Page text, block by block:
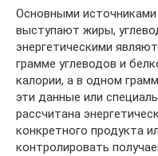
Основными
выступают жиры,
энергетическими
грамме углеводов и
калории, а в одном
эти данные или
рассчитана
конкретного продукта
контролировать